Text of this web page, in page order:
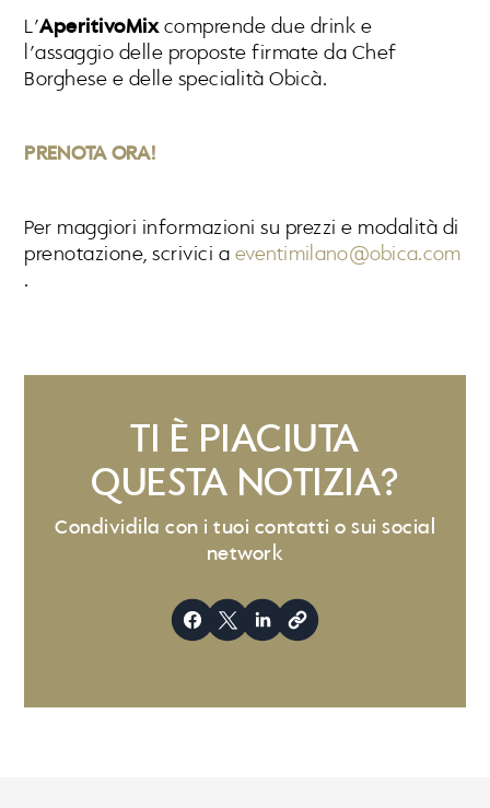
L’AperitivoMixcomprende due drink e
l’assaggio delle proposte firmate da Chef
Borghese e delle specialità Obicà.
PRENOTA ORA!
Per maggiori informazioni su prezzi e modalità di
prenotazione, scrivici a eventimilano@obica.com
.
TI È PIACIUTA
QUESTA NOTIZIA?
Condividila con i tuoi contatti o sui social
network